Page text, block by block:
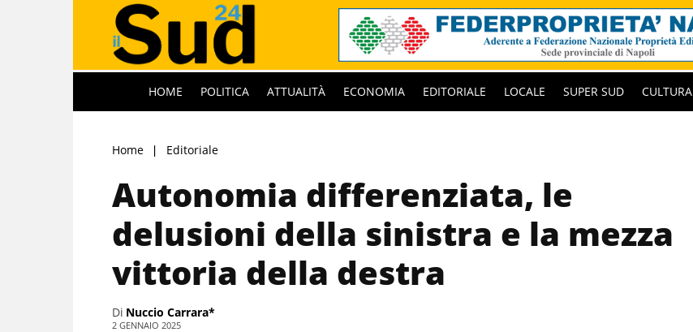
HOME POLITICA ATTUALITÀ ECONOMIA EDITORIALE LOCALE SUPER SUD CULTURA
Home Editoriale
Autonomia differenziata, le
delusioni della sinistra e la mezza
vittoria della destra
Di Nuccio Carrara*
2 GENNAIO 2025